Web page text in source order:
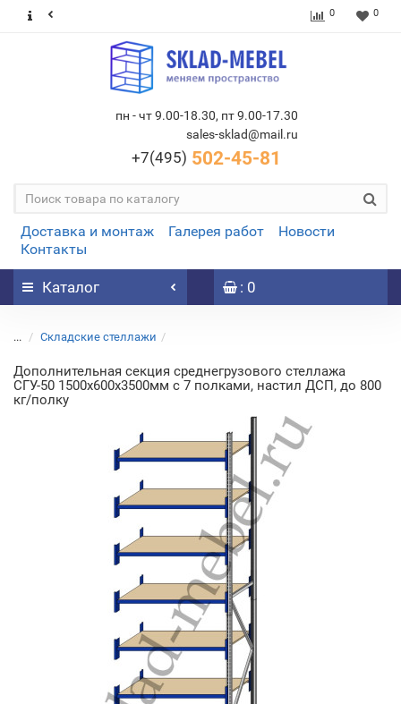
0 0
пн - чт 9.00-18.30, пт 9.00-17.30
sales-sklad@mail.ru
+7(495) 502-45-81
Доставка и монтаж Галерея работ
Новости
Контакты
Каталог : 0
... Складские стеллажи
Дополнительная секция среднегрузового стеллажа
СГУ-50 1500х600х3500мм с 7 полками, настил ДСП, до 800
кг/полку